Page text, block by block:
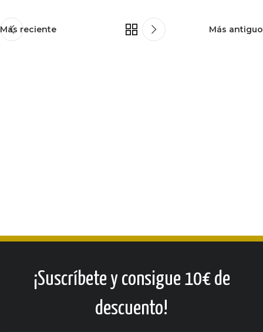
Más reciente Más antiguo
¡Suscríbete y consigue 10€ de
descuento!